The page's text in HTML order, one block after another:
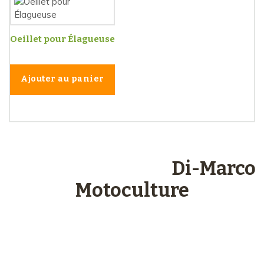
Oeillet pour Élagueuse
Ajouter au panier
Di-Marco
Motoculture